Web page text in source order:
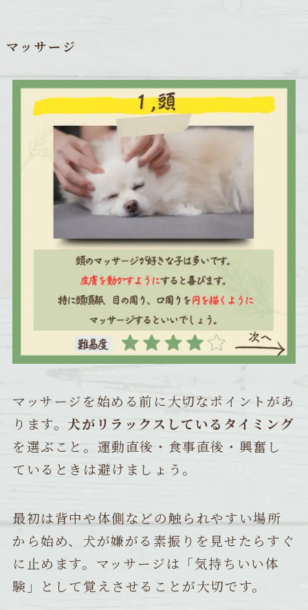
マッサージ
マッサージを始める前に大切なポイントがあ
ります。 犬がリラックスしているタイミング
を選ぶこと。運動直後・食事直後・興奮し
ているときは避けましょう。
最初は背中や体側などの触られやすい場所
から始め、犬が嫌がる素振りを見せたらすぐ
に止めます。マッサージは「気持ちいい体
験」として覚えさせることが大切です。